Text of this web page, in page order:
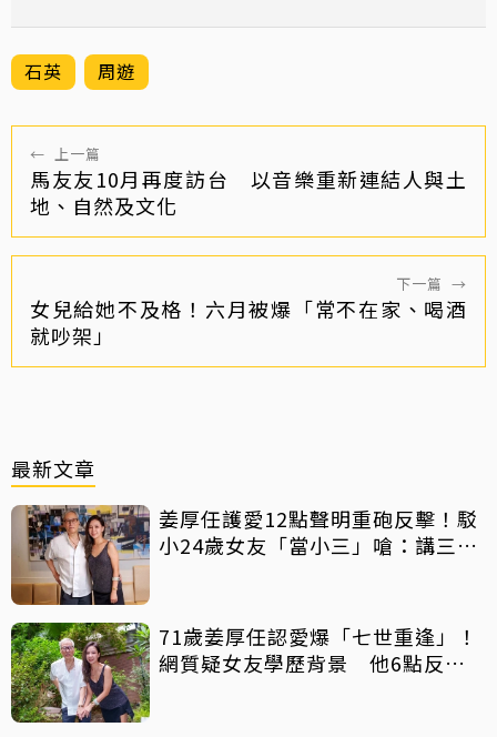
石英 周遊
← 上一篇
馬友友10月再度訪台 以音樂重新連結人與土
地、自然及文化
下一篇 →
女兒給她不及格！六月被爆「常不在家、喝酒
就吵架」
最新文章
姜厚任護愛12點聲明重砲反擊！駁
小24歲女友「當小三」嗆：講三
71歲姜厚任認愛爆「七世重逢」！
網質疑女友學歷背景 他6點反